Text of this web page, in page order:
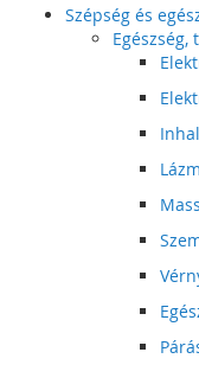
Szépség és
Egészség,